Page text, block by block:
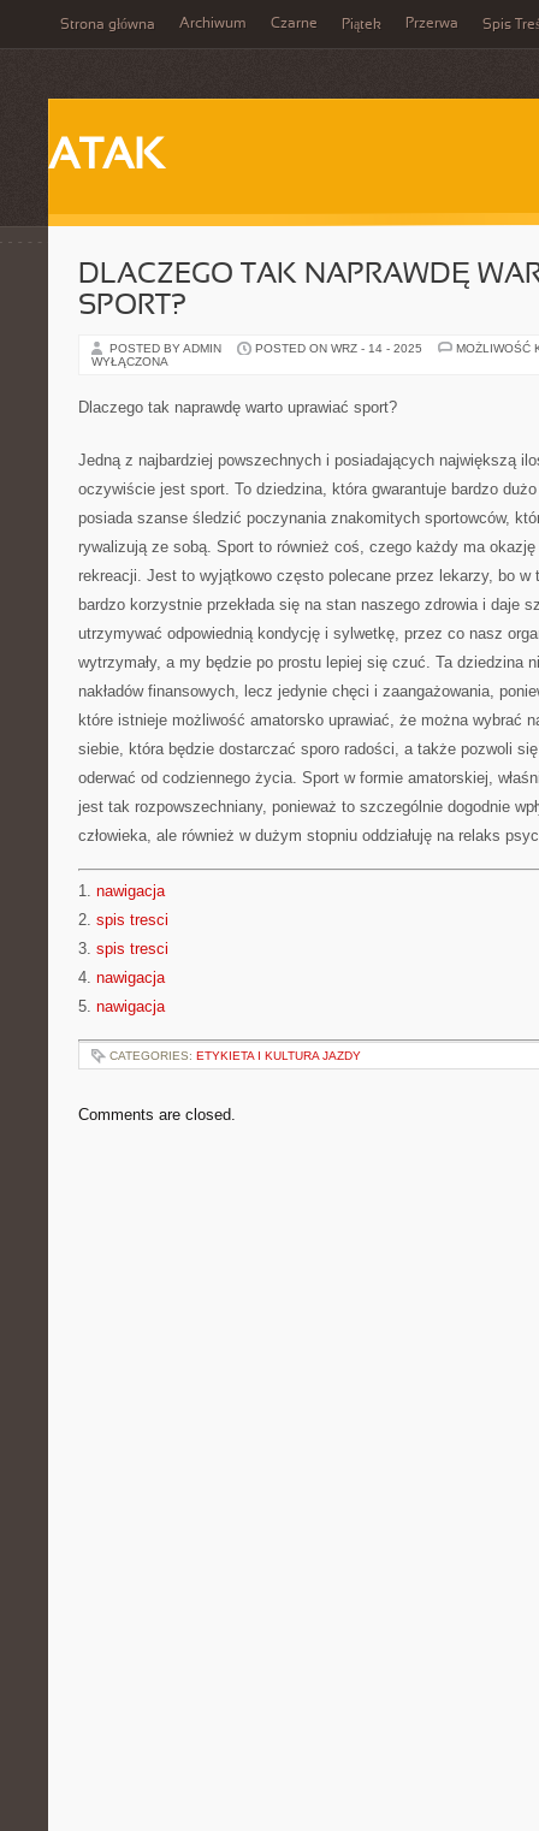
Strona główna Archiwum Czarne Piątek Przerwa Spis
ATAK
DLACZEGO TAK NAPRAWDĘ
SPORT?
POSTED BY ADMIN POSTED ON WRZ - 14 - 2025
MOŻLIWOŚĆ
WYŁĄCZONA
Dlaczego tak naprawdę warto uprawiać sport?
Jedną z najbardziej powszechnych i posiadających największą
oczywiście jest sport. To dziedzina, która gwarantuje bardzo
posiada szanse śledzić poczynania znakomitych sportowców,
rywalizują ze sobą. Sport to również coś, czego każdy ma
rekreacji. Jest to wyjątkowo często polecane przez lekarzy, bo
bardzo korzystnie przekłada się na stan naszego zdrowia i daje
utrzymywać odpowiednią kondycję i sylwetkę, przez co nasz
wytrzymały, a my będzie po prostu lepiej się czuć. Ta dziedzina
nakładów finansowych, lecz jedynie chęci i zaangażowania,
które istnieje możliwość amatorsko uprawiać, że można wybrać
siebie, która będzie dostarczać sporo radości, a także pozwoli
oderwać od codziennego życia. Sport w formie amatorskiej,
jest tak rozpowszechniany, ponieważ to szczególnie dogodnie
człowieka, ale również w dużym stopniu oddziałuję na relaks
1. nawigacja
2. spis tresci
3. spis tresci
4. nawigacja
5. nawigacja
CATEGORIES: ETYKIETA I KULTURA JAZDY
Comments are closed.